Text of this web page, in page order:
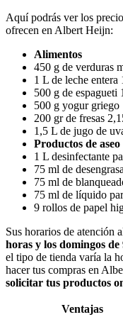
Aquí podrás ver los
ofrecen en Albert Heijn:
Alimentos
450 g de verduras
1 L de leche entera
500 g de espagueti
500 g yogur griego
200 gr de fresas
1,5 L de jugo de
Productos de aseo
1 L desinfectante
75 ml de
75 ml de
75 ml de líquido
9 rollos de papel
Sus horarios de atención
horas y los domingos de
el tipo de tienda varía la
hacer tus compras en
solicitar tus productos
Ventajas